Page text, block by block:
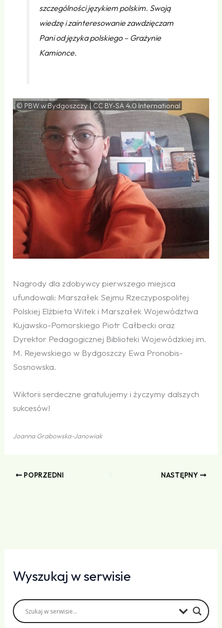
szczególności językiem polskim. Swoją
wiedzę i zainteresowanie zawdzięczam
Pani od języka polskiego – Grażynie
Kamionce.
© PBWw Bydgoszczy | CC BY-SA 4.0 International
Nagrody dla zdobywcy pierwszego miejsca
ufundowali: Marszałek Sejmu Rzeczypospolitej
Polskiej Elżbieta Witek i Marszałek Województwa
Kujawsko-Pomorskiego Piotr Całbecki oraz
Dyrektor Pedagogicznej Biblioteki Wojewódzkiej im.
M. Rejewskiego w Bydgoszczy Ewa Pronobis-
Sosnowska.
Wiktorii serdeczne gratulujemy i życzymy dalszych
sukcesów!
Joanna Grabowska-Janowiak
POPRZEDNI NASTĘPNY
Wyszukaj w serwisie